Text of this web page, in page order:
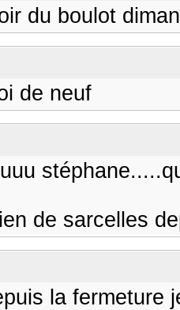
du boulot
de neuf
de sarcelles
la fermeture